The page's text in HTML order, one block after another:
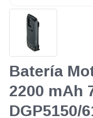
Batería
2200 mAh
DGP5150/